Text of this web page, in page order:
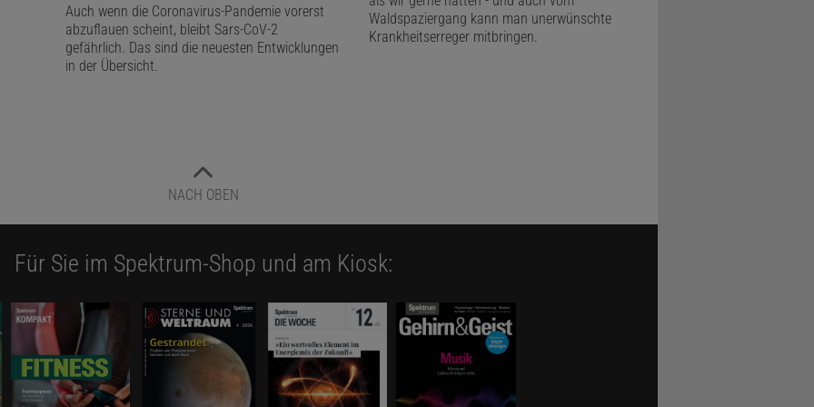
Auch wenn die Coronavirus-Pandemie vorerst
abzuflauen scheint, bleibt Sars-CoV-2
gefährlich. Das sind die neuesten Entwicklungen
in der Übersicht.
Waldspaziergang kann man unerwünschte
Krankheitserreger mitbringen.
NACH OBEN
Für Sie im Spektrum-Shop und am Kiosk: